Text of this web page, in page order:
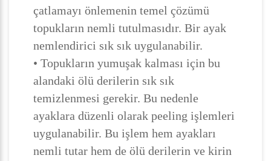
çatlamayı önlemenin temel çözümü
topukların nemli tutulmasıdır. Bir ayak
nemlendirici sık sık uygulanabilir.
• Topukların yumuşak kalması için bu
alandaki ölü derilerin sık sık
temizlenmesi gerekir. Bu nedenle
ayaklara düzenli olarak peeling işlemleri
uygulanabilir. Bu işlem hem ayakları
nemli tutar hem de ölü derilerin ve kirin